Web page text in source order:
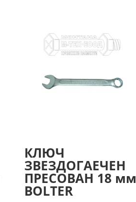
КЛЮЧ
ЗВЕЗДОГАЕЧЕН
ПРЕСОВАН 18 мм
BOLTER